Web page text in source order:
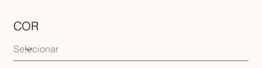
COR